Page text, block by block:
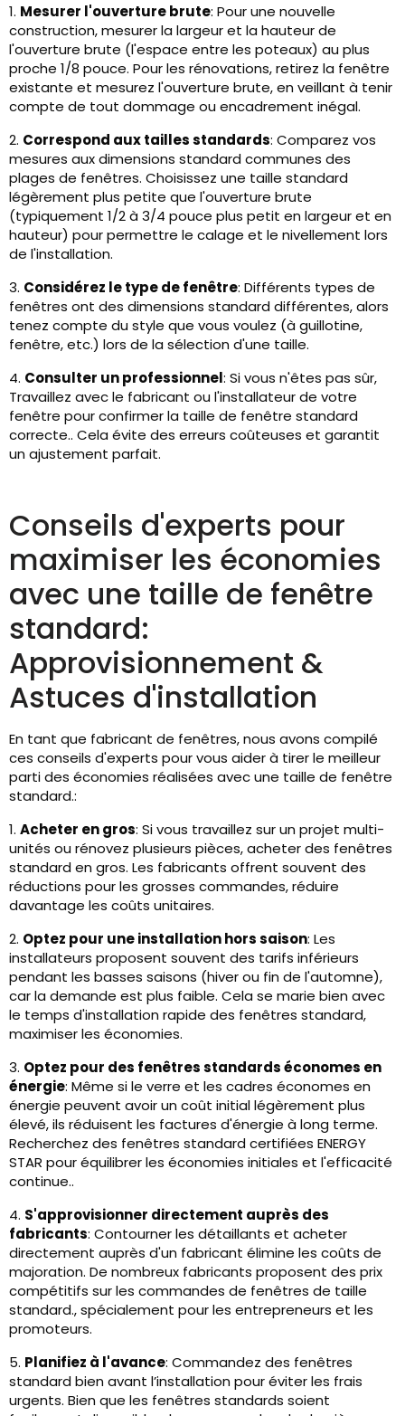
1. Mesurer l'ouverture brute: Pour une nouvelle
construction, mesurer la largeur et la hauteur de
l'ouverture brute (l'espace entre les poteaux) au plus
proche 1/8 pouce. Pour les rénovations, retirez la fenêtre
existante et mesurez l'ouverture brute, en veillant à tenir
compte de tout dommage ou encadrement inégal.
2. Correspond aux tailles standards: Comparez vos
mesures aux dimensions standard communes des
plages de fenêtres. Choisissez une taille standard
légèrement plus petite que l'ouverture brute
(typiquement 1/2 à 3/4 pouce plus petit en largeur et en
hauteur) pour permettre le calage et le nivellement lors
de l'installation.
3. Considérez le type de fenêtre: Différents types de
fenêtres ont des dimensions standard différentes, alors
tenez compte du style que vous voulez (à guillotine,
fenêtre, etc.) lors de la sélection d'une taille.
4. Consulter un professionnel: Si vous n'êtes pas sûr,
Travaillez avec le fabricant ou l'installateur de votre
fenêtre pour confirmer la taille de fenêtre standard
correcte.. Cela évite des erreurs coûteuses et garantit
un ajustement parfait.
Conseils d'experts pour
maximiser les économies
avec une taille de fenêtre
standard:
Approvisionnement &
Astuces d'installation
En tant que fabricant de fenêtres, nous avons compilé
ces conseils d'experts pour vous aider à tirer le meilleur
parti des économies réalisées avec une taille de fenêtre
standard.:
1. Acheter en gros: Si vous travaillez sur un projet multi-
unités ou rénovez plusieurs pièces, acheter des fenêtres
standard en gros. Les fabricants offrent souvent des
réductions pour les grosses commandes, réduire
davantage les coûts unitaires.
2. Optez pour une installation hors saison: Les
installateurs proposent souvent des tarifs inférieurs
pendant les basses saisons (hiver ou fin de l'automne),
car la demande est plus faible. Cela se marie bien avec
le temps d'installation rapide des fenêtres standard,
maximiser les économies.
3. Optez pour des fenêtres standards économes en
énergie: Même si le verre et les cadres économes en
énergie peuvent avoir un coût initial légèrement plus
élevé, ils réduisent les factures d'énergie à long terme.
Recherchez des fenêtres standard certifiées ENERGY
STAR pour équilibrer les économies initiales et l'efficacité
continue..
4. S'approvisionner directement auprès des
fabricants: Contourner les détaillants et acheter
directement auprès d'un fabricant élimine les coûts de
majoration. De nombreux fabricants proposent des prix
compétitifs sur les commandes de fenêtres de taille
standard., spécialement pour les entrepreneurs et les
promoteurs.
5. Planifiez à l'avance: Commandez des fenêtres
standard bien avant l’installation pour éviter les frais
urgents. Bien que les fenêtres standards soient